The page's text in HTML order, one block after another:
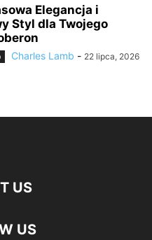
Elegancja i
Styl dla Twojego
Charles Lamb - 22 lipca, 2026
US
US